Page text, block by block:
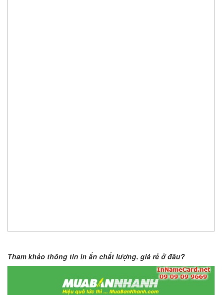
Tham khảo thông tin in ấn chất lượng, giá rẻ ở đâu?